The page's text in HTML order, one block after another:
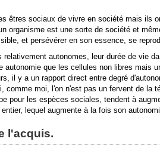
êtres sociaux de vivre en société mais
organisme est une sorte de société et
et persévérer en son essence, se
autonomes, leur durée de vie
que les cellules non libres
il y a un rapport direct entre degré
moi, l'on n'est pas un fervent de
pour les espèces sociales, tendent à
lequel augmente à la fois son
l'acquis.